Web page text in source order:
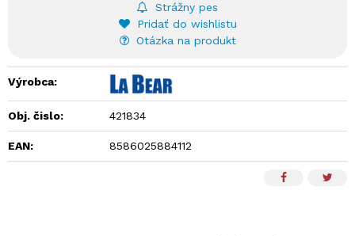
Strážny pes
Pridať do wishlistu
Otázka na produkt
Výrobca:
Obj. čislo: 421834
EAN: 8586025884112